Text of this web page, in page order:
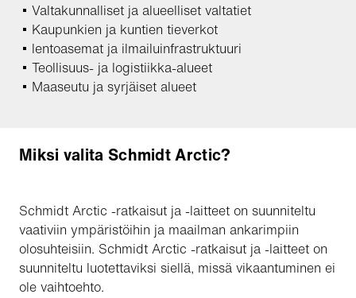
Valtakunnalliset ja alueelliset valtatiet
Kaupunkien ja kuntien tieverkot
lentoasemat ja ilmailuinfrastruktuuri
Teollisuus- ja logistiikka-alueet
Maaseutu ja syrjäiset alueet
Miksi valita Schmidt Arctic?
Schmidt Arctic -ratkaisut ja -laitteet on suunniteltu
vaativiin ympäristöihin ja maailman ankarimpiin
olosuhteisiin. Schmidt Arctic -ratkaisut ja -laitteet on
suunniteltu luotettaviksi siellä, missä vikaantuminen ei
ole vaihtoehto.